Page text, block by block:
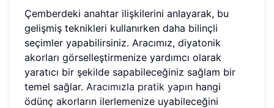
Çemberdeki anahtar ilişkilerini anlayarak, bu
gelişmiş teknikleri kullanırken daha bilinçli
seçimler yapabilirsiniz. Aracımız, diyatonik
akorları görselleştirmenize yardımcı olarak
yaratıcı bir şekilde sapabileceğiniz sağlam bir
temel sağlar. Aracımızla pratik yapın hangi
ödünç akorların ilerlemenize uyabileceğini